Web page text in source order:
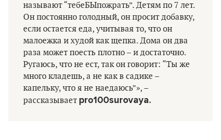
называют “тебеБЫпожрать”. Детям по 7 лет.
Он постоянно голодный, он просит добавку,
если остается еда, учитывая то, что он
малоежка и худой как щепка. Дома он два
раза может поесть плотно – и достаточно.
Ругаюсь, что не ест, так он говорит: “Ты же
много кладешь, а не как в садике –
капельку, что я не наедаюсь”», –
рассказывает pro100surovaya.